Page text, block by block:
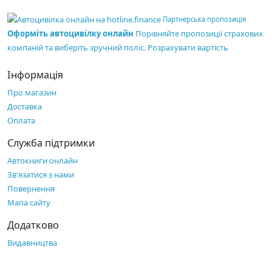
Партнерська пропозиція
Оформіть автоцивілку онлайн Порівняйте пропозиції страхових
компаній та виберіть зручний поліс. Розрахувати вартість
Інформація
Про магазин
Доставка
Оплата
Служба підтримки
Автокниги онлайн
Зв'язатися з нами
Повернення
Мапа сайту
Додатково
Видавництва